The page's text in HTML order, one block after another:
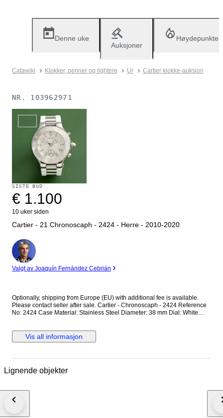
Denne uke
Auksjoner
Høydepunkter
Catawiki Klokker, penner og lightere Ur Cartier klokke-auksjon
NR. 103962971
Solgt
SISTE BUD
€ 1.100
10 uker siden
Cartier - 21 Chronoscaph - 2424 - Herre - 2010-2020
Ekspert
Valgt av Joaquín Fernández Cebrián
Optionally, shipping from Europe (EU) with additional fee is available.
Please contact seller after sale. Cartier - Chronoscaph - 2424 Reference
No: 2424 Case Material: Stainless Steel Diameter: 38 mm Dial: White
to 17.5-18 cm wrist approximately Clasp: Hidden Deployment Case Back:
Solid Condition: Worn & Very good condition Movement: Quartz
Box / No Paper (The box that appears in the photos is my shooting
sure that the items finds you as soon as possible (takes usually 3-5 days
Vis all informasjon
Lignende objekter